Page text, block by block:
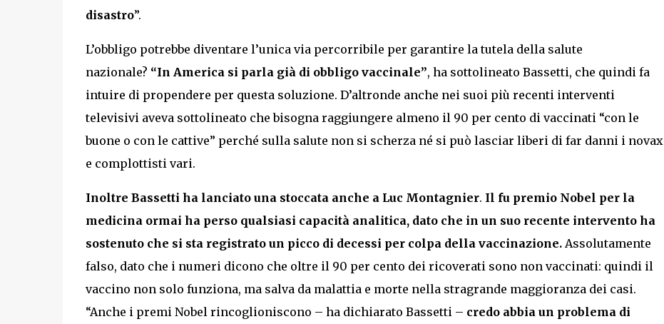
disastro”.
L’obbligo potrebbe diventare l’unica via percorribile per garantire la tutela della salute
nazionale? “In America si parla già di obbligo vaccinale”, ha sottolineato Bassetti, che quindi fa
intuire di propendere per questa soluzione. D’altronde anche nei suoi più recenti interventi
televisivi aveva sottolineato che bisogna raggiungere almeno il 90 per cento di vaccinati “con le
buone o con le cattive” perché sulla salute non si scherza né si può lasciar liberi di far danni i novax
e complottisti vari.
Inoltre Bassetti ha lanciato una stoccata anche a Luc Montagnier. Il fu premio Nobel per la
medicina ormai ha perso qualsiasi capacità analitica, dato che in un suo recente intervento ha
sostenuto che si sta registrato un picco di decessi per colpa della vaccinazione. Assolutamente
falso, dato che i numeri dicono che oltre il 90 per cento dei ricoverati sono non vaccinati: quindi il
vaccino non solo funziona, ma salva da malattia e morte nella stragrande maggioranza dei casi.
“Anche i premi Nobel rincoglioniscono – ha dichiarato Bassetti – credo abbia un problema di